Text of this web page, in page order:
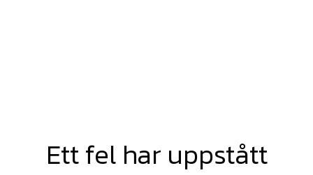
Ett fel har uppstått